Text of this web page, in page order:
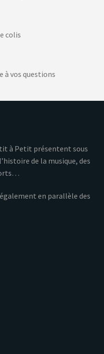
colis
à vos questions
à Petit présentent sous
de la musique, des
en parallèle des